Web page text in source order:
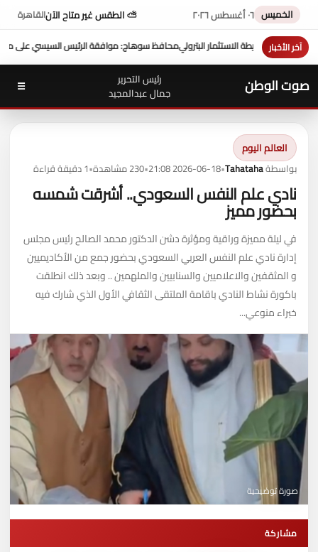
الخميس ٠٦ أغسطس ٢٠٢٦ ⛅ الطقس غير متاح الآنالقاهرة
آخر الأخبار
بمشاركة على منحة 10 ملايين دولار تعزز التنمية بالمحافظة
صوت الوطن
رئيس التحرير
جمال عبدالمجيد
☰
العالم اليوم
بواسطةTahataha
•
2026-06-18 21:08
•230 مشاهدة •1 دقيقة قراءة
نادي علم النفس السعودي.. أشرقت شمسه
بحضور مميز
في ليلة مميزة وراقية ومؤثرة دشن الدكتور محمد الصالح رئيس مجلس
إدارة نادي علم النفس العربي السعودي بحضور جمع من الأكاديميين
و المثقفين والاعلاميين والسنابيين والملهمين .. وبعد ذلك انطلقت
باكورة نشاط النادي باقامة الملتقى الثقافي الأول الذي شارك فيه
خبراء منوعي...
صورة توضيحية
مشاركة